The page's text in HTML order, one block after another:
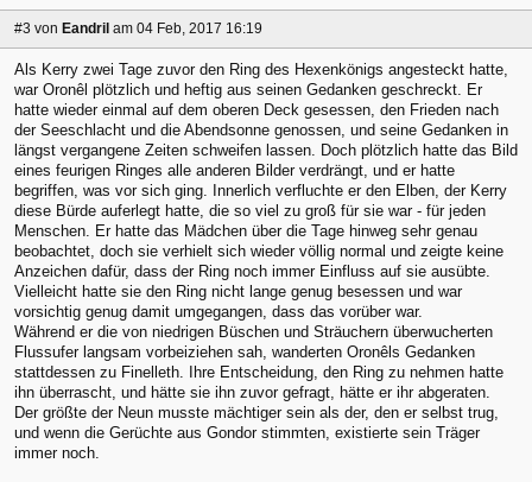
#3 von Eandril am 04 Feb, 2017 16:19
Als Kerry zwei Tage zuvor den Ring des Hexenkönigs angesteckt hatte,
war Oronêl plötzlich und heftig aus seinen Gedanken geschreckt. Er
hatte wieder einmal auf dem oberen Deck gesessen, den Frieden nach
der Seeschlacht und die Abendsonne genossen, und seine Gedanken in
längst vergangene Zeiten schweifen lassen. Doch plötzlich hatte das Bild
eines feurigen Ringes alle anderen Bilder verdrängt, und er hatte
begriffen, was vor sich ging. Innerlich verfluchte er den Elben, der Kerry
diese Bürde auferlegt hatte, die so viel zu groß für sie war - für jeden
Menschen. Er hatte das Mädchen über die Tage hinweg sehr genau
beobachtet, doch sie verhielt sich wieder völlig normal und zeigte keine
Anzeichen dafür, dass der Ring noch immer Einfluss auf sie ausübte.
Vielleicht hatte sie den Ring nicht lange genug besessen und war
vorsichtig genug damit umgegangen, dass das vorüber war.
Während er die von niedrigen Büschen und Sträuchern überwucherten
Flussufer langsam vorbeiziehen sah, wanderten Oronêls Gedanken
stattdessen zu Finelleth. Ihre Entscheidung, den Ring zu nehmen hatte
ihn überrascht, und hätte sie ihn zuvor gefragt, hätte er ihr abgeraten.
Der größte der Neun musste mächtiger sein als der, den er selbst trug,
und wenn die Gerüchte aus Gondor stimmten, existierte sein Träger
immer noch.